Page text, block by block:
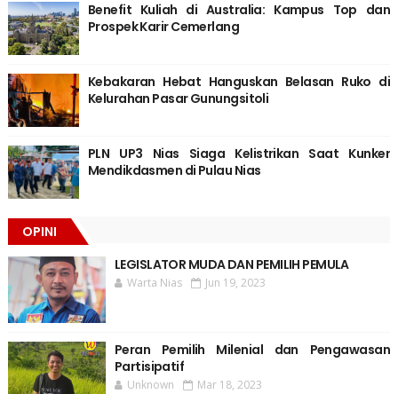
Benefit Kuliah di Australia: Kampus Top dan
Prospek Karir Cemerlang
Kebakaran Hebat Hanguskan Belasan Ruko di
Kelurahan Pasar Gunungsitoli
PLN UP3 Nias Siaga Kelistrikan Saat Kunker
Mendikdasmen di Pulau Nias
OPINI
LEGISLATOR MUDA DAN PEMILIH PEMULA
Warta Nias Jun 19, 2023
Peran Pemilih Milenial dan Pengawasan
Partisipatif
Unknown Mar 18, 2023